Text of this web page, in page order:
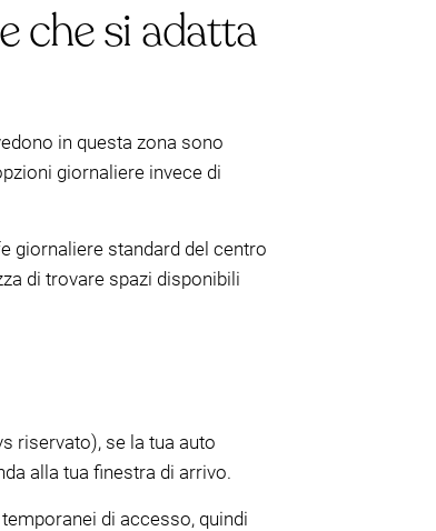
che si adatta
in questa zona sono
giornaliere invece di
giornaliere standard del centro
di trovare spazi disponibili
riservato), se la tua auto
alla tua finestra di arrivo.
di accesso, quindi